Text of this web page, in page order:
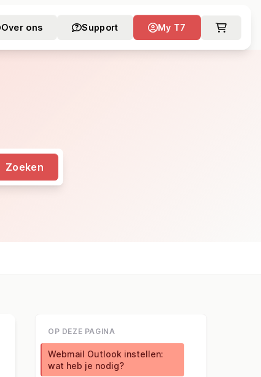
Over ons Support My T7
Zoeken
OP DEZE PAGINA
Webmail Outlook instellen:
wat heb je nodig?